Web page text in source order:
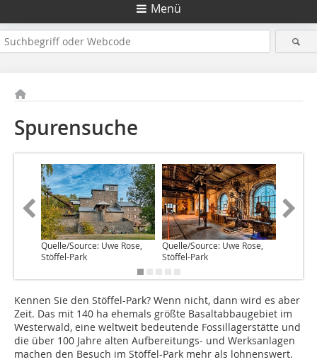
Menü
Spurensuche
Quelle/Source: Uwe Rose,
Stöffel-Park
Quelle/Source: Uwe Rose,
Stöffel-Park
Kennen Sie den Stöffel-Park? Wenn nicht, dann wird es aber
Zeit. Das mit 140 ha ehemals größte Basaltabbaugebiet im
Westerwald, eine weltweit bedeutende Fossillagerstätte und
die über 100 Jahre alten Aufbereitungs- und Werksanlagen
machen den Besuch im Stöffel-Park mehr als lohnenswert.